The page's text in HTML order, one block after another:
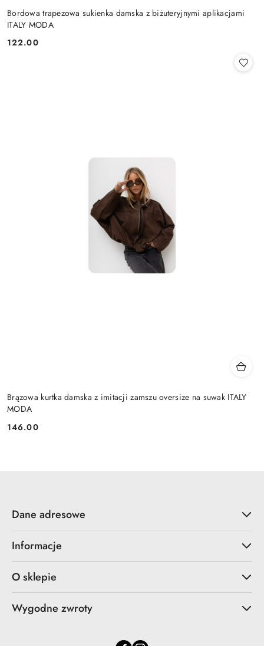
Bordowa trapezowa sukienka damska z biżuteryjnymi aplikacjami
ITALY MODA
Cena:
122.00
Brązowa kurtka damska z imitacji zamszu oversize na suwak ITALY
MODA
Cena:
146.00
Dane adresowe
Informacje
O sklepie
Wygodne zwroty